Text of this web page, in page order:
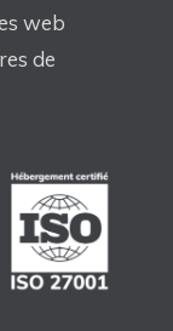
web
de